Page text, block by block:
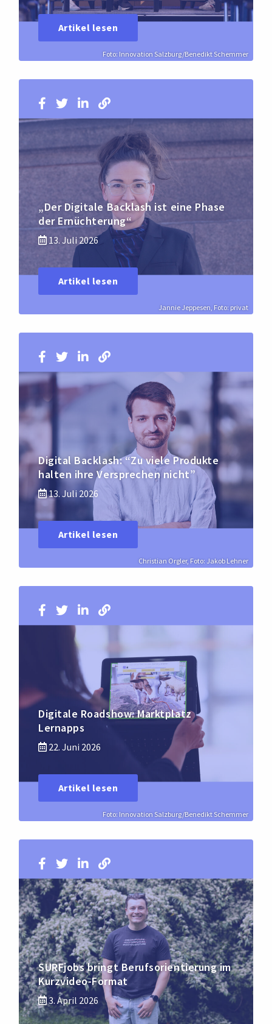
Foto: Innovation Salzburg/Benedikt Schemmer
Artikel lesen
Jannie Jeppesen, Foto: privat
„Der Digitale Backlash ist eine Phase
der Ernüchterung“
13. Juli 2026
Artikel lesen
Christian Orgler, Foto: Jakob Lehner
Digital Backlash: “Zu viele Produkte
halten ihre Versprechen nicht”
13. Juli 2026
Artikel lesen
Foto: Innovation Salzburg/Benedikt Schemmer
Digitale Roadshow: Marktplatz
Lernapps
22. Juni 2026
Artikel lesen
SURFjobs bringt Berufsorientierung im
Kurzvideo-Format
3. April 2026